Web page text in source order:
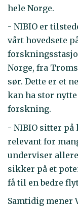
hele Norge.
- NIBIO er
vårt hovedsete
Norge, fra
sør. Dette er et
kan ha stor
forskning.
- NIBIO sitter på
relevant for
underviser
sikker på et
få til en bedre
Samtidig mener